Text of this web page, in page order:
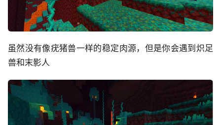
虽然没有像疣猪兽一样的稳定肉源，但是你会遇到炽足
兽和末影人